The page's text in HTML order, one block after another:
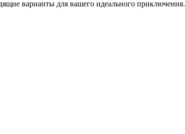
варианты для вашего идеального приключения.